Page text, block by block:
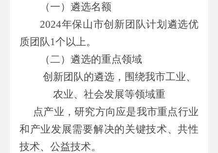
（一）遴选名额
2024年保山市创新团队计划遴选优
质团队1个以上。
（二）遴选的重点领域
创新团队的遴选， 围绕我市工业、
农业、社会发展等领域重
点产业，研究方向应是我市重点行业
和产业发展需要解决的关键技术、共性
技术、公益技术。